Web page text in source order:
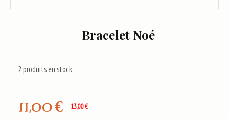
Bracelet Noé
11,00€ 13,00€
2 produits en stock